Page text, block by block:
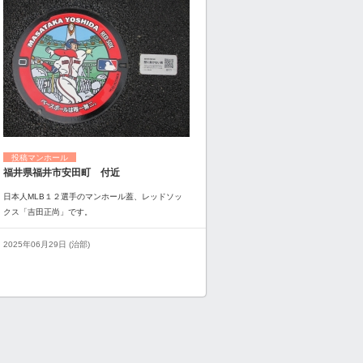
投稿マンホール
福井県福井市安田町 付近
日本人MLB１２選手のマンホール蓋、レッドソッ
クス「吉田正尚」です。
2025年06月29日 (治部)